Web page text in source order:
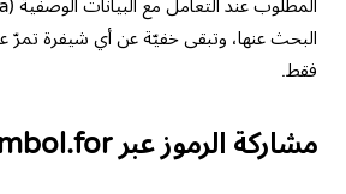
البحث عنها، وتبقى خفيّة عن أي شيفرة تمرّ
فقط.
مشاركة الرموز عبر Symbol.for